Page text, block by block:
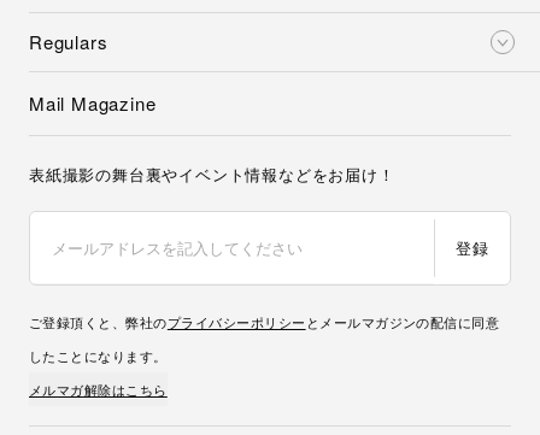
Regulars
Mail Magazine
表紙撮影の舞台裏やイベント情報などをお届け！
登録
ご登録頂くと、弊社のプライバシーポリシー とメールマガジンの配信に同意
したことになります。
メルマガ解除はこちら